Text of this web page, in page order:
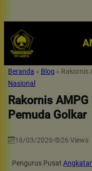
Beranda » Blog » Rakornis
Nasional
Rakornis
Pemuda Golkar
16/03/2026 26 Views
Pengurus Pusat